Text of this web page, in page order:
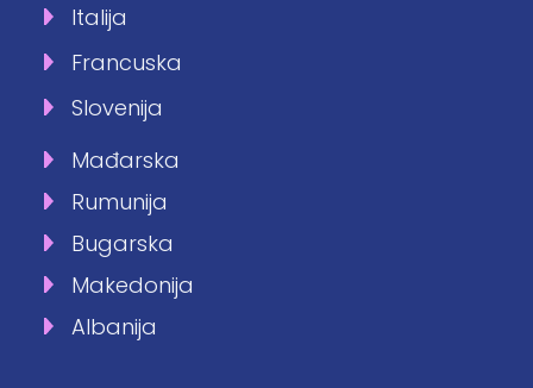
Italija
Francuska
Slovenija
Mađarska
Rumunija
Bugarska
Makedonija
Albanija